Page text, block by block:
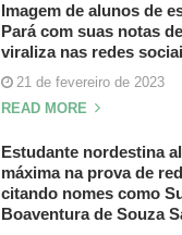
Imagem de alunos de
Pará com suas notas
viraliza nas redes
21 de fevereiro de 2023
READ MORE
Estudante nordestina
máxima na prova de
citando nomes como
Boaventura de Souza